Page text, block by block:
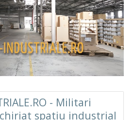
- Militari
spatiu industrial